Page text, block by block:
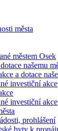
města
městem Osek
našemu
a dotace
investiční akce
investiční akce
prohlášení
byty k